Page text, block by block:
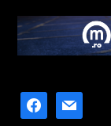
facebook
mail